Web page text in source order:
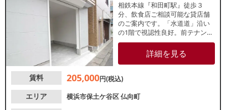
相鉄本線『和田町駅』徒歩３
分、飲食店ご相談可能な貸店舗
のご案内です。「水道道」沿い
の1階で視認性良好。前テナント
はヘアカット店と訪問看護ステ
ーション。101号室、102号室の
壁を抜き一括貸し相談可。飲食
が、業種等お気軽にご相談くだ
詳細を見る
賃料 205,000円(税込)
エリア
横浜市保土ケ谷区仏向町